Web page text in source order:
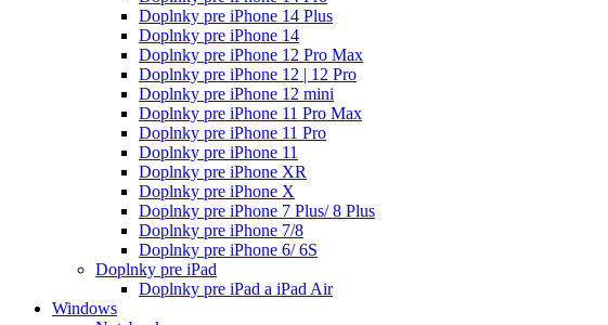
Doplnky pre iPhone 14 Plus
Doplnky pre iPhone 14
Doplnky pre iPhone 12 Pro Max
Doplnky pre iPhone 12 | 12 Pro
Doplnky pre iPhone 12 mini
Doplnky pre iPhone 11 Pro Max
Doplnky pre iPhone 11 Pro
Doplnky pre iPhone 11
Doplnky pre iPhone XR
Doplnky pre iPhone X
Doplnky pre iPhone 7 Plus/ 8 Plus
Doplnky pre iPhone 7/8
Doplnky pre iPhone 6/ 6S
Doplnky pre iPad
Doplnky pre iPad a iPad Air
Windows